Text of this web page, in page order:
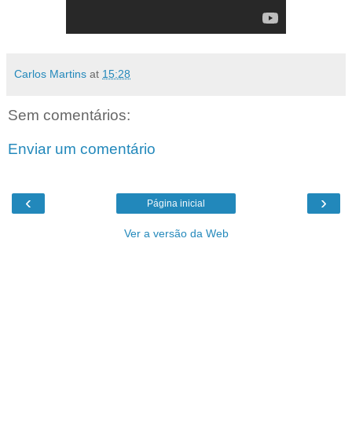
Carlos Martins at 15:28
Sem comentários:
Enviar um comentário
‹ ›
Página inicial
Ver a versão da Web